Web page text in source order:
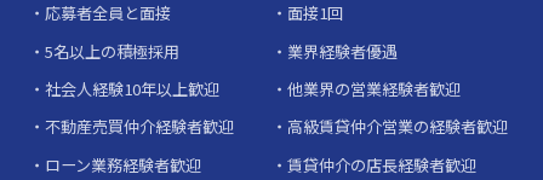
応募者全員と面接
面接1回
5名以上の積極採用
業界経験者優遇
社会人経験10年以上歓迎
他業界の営業経験者歓迎
不動産売買仲介経験者歓迎
高級賃貸仲介営業の経験者歓迎
ローン業務経験者歓迎
賃貸仲介の店長経験者歓迎